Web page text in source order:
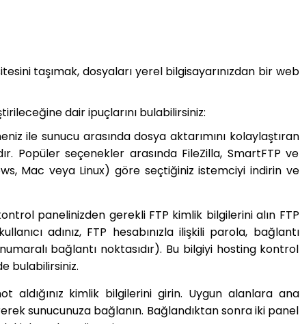
taşımak, dosyaları yerel bilgisayarınızdan bir web
dair ipuçlarını bulabilirsiniz:
ile sunucu arasında dosya aktarımını kolaylaştıran
Popüler seçenekler arasında FileZilla, SmartFTP ve
Mac veya Linux) göre seçtiğiniz istemciyi indirin ve
panelinizden gerekli FTP kimlik bilgilerini alın FTP
adınız, FTP hesabınızla ilişkili parola, bağlantı
bağlantı noktasıdır). Bu bilgiyi hosting kontrol
bulabilirsiniz.
aldığınız kimlik bilgilerini girin. Uygun alanlara ana
sunucunuza bağlanın. Bağlandıktan sonra iki panel